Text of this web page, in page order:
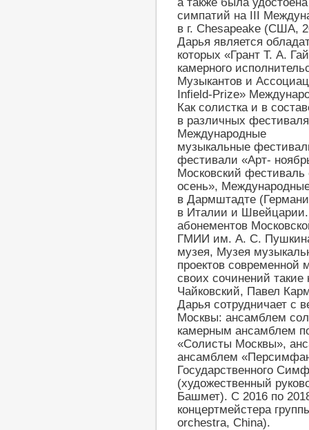
симпатий на III
в г. Chesapeake (США,
Дарья является
которых «Грант Т. А.
камерного
Музыкантов и
Infield-Prize»
Как солистка и в
в различных
Международные
музыкальные
фестивали «Арт-
Московский
осень»,
в Дармштадте
в Италии и Швейцарии.
абонементов
ГМИИ им. А. С. Пушкина,
музея, Музея
проектов
своих сочинений такие
Чайковский, Павел
Дарья сотрудничает с
Москвы: ансамблем
камерным ансамблем
«Солисты Москвы»,
ансамблем
Государственного
(художественный
Башмет). С 2016 по
концертмейстера
orchestra, China).